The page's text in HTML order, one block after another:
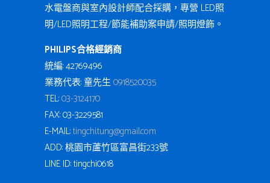
水電盤商與室內設計師配合採購，專營 LED照
明/LED照明工程/節能補助案申請/照明燈飾。
PHILIPS合格經銷商
統編: 42769496
業務代表: 童先生0918520035
TEL:03-3124170
FAX: 03-3229581
E-MAIL:tingchi.tung@gmail.com
ADD: 桃園市蘆竹區富昌街233號
LINE ID: tingchi0618